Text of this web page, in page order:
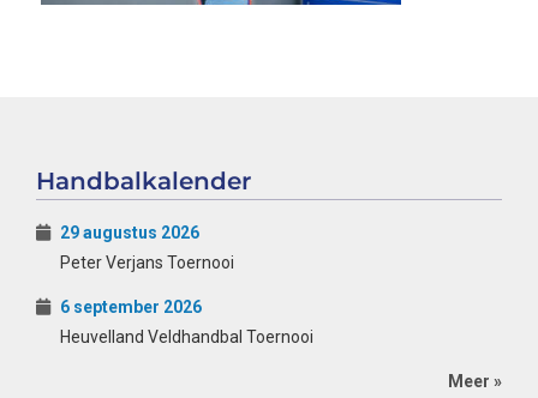
Handbalkalender
29 augustus 2026
Peter Verjans Toernooi
6 september 2026
Heuvelland Veldhandbal Toernooi
Meer »